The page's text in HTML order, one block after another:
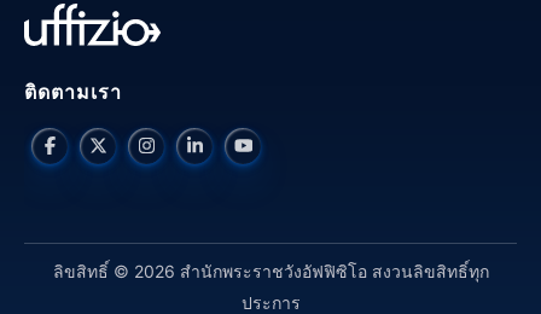
ติดตามเรา
ลิขสิทธิ์ © 2026 สำนักพระราชวังอัฟฟิซิโอ สงวนลิขสิทธิ์ทุก
ประการ